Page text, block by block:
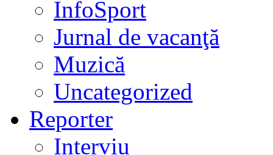
InfoSport
Jurnal de vacanţă
Muzică
Uncategorized
Reporter
Interviu